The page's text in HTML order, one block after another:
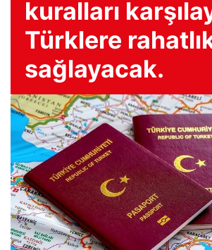
kuralları
Türklere
sağlayacak.